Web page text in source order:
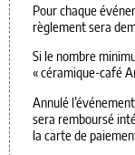
Pour chaque
règlement sera
Si le nombre
« céramique-café
Annulé
sera remboursé
la carte de